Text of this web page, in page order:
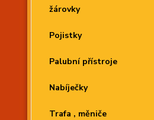
žárovky
Pojistky
Palubní přístroje
Nabíječky
Trafa , měniče